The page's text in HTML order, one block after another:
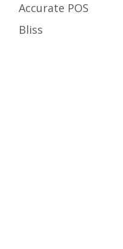
Accurate POS
Bliss